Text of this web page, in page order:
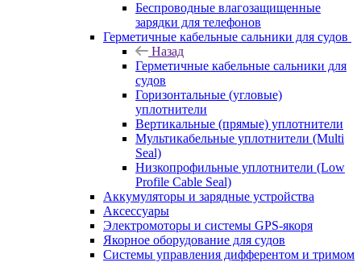
Беспроводные влагозащищенные
зарядки для телефонов
Герметичные кабельные сальники для судов
Назад
Герметичные кабельные сальники для
судов
Горизонтальные (угловые)
уплотнители
Вертикальные (прямые) уплотнители
Мультикабельные уплотнители (Multi
Seal)
Низкопрофильные уплотнители (Low
Profile Cable Seal)
Аккумуляторы и зарядные устройства
Аксессуары
Электромоторы и системы GPS-якоря
Якорное оборудование для судов
Системы управления дифферентом и тримом